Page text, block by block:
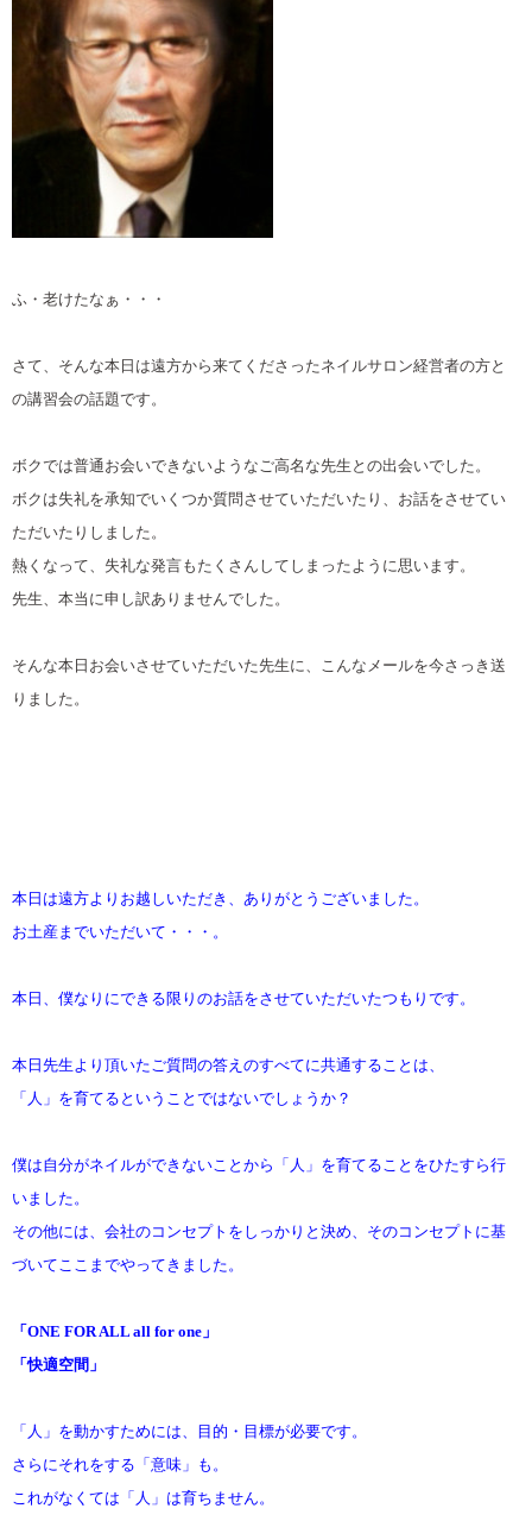
ふ・老けたなぁ・・・
さて、そんな本日は遠方から来てくださったネイルサロン経営者の方と
の講習会の話題です。
ボクでは普通お会いできないようなご高名な先生との出会いでした。
ボクは失礼を承知でいくつか質問させていただいたり、お話をさせてい
ただいたりしました。
熱くなって、失礼な発言もたくさんしてしまったように思います。
先生、本当に申し訳ありませんでした。
そんな本日お会いさせていただいた先生に、こんなメールを今さっき送
りました。
本日は遠方よりお越しいただき、ありがとうございました。
お土産までいただいて・・・。
本日、僕なりにできる限りのお話をさせていただいたつもりです。
本日先生より頂いたご質問の答えのすべてに共通することは、
「人」を育てるということではないでしょうか？
僕は自分がネイルができないことから「人」を育てることをひたすら行
いました。
その他には、会社のコンセプトをしっかりと決め、そのコンセプトに基
づいてここまでやってきました。
「ONE FOR ALL all for one」
「快適空間」
「人」を動かすためには、目的・目標が必要です。
さらにそれをする「意味」も。
これがなくては「人」は育ちません。